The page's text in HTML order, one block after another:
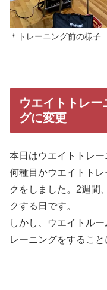
＊トレーニング前の様子
ウエイトトレ
グに変更
本日はウエイトトレー
何種目かウエイトト
クをしました。2週間
クする日です。
しかし、ウエイトル
レーニングをすること